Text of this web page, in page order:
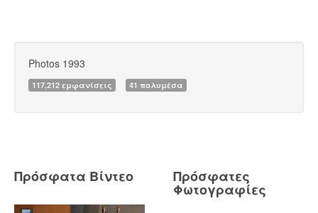
Photos 1993
117,212 εμφανίσεις 41 πολυμέσα
Πρόσφατα Βίντεο Πρόσφατες
Φωτογραφίες